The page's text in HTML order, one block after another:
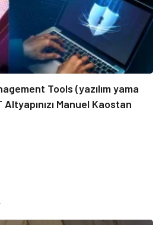
Tools (yazılım yama
Manuel Kaostan